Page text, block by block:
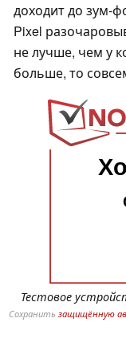
доходит до зум-
Pixel
не лучше, чем у
больше, то
Тестовое
Сохранить защищённую